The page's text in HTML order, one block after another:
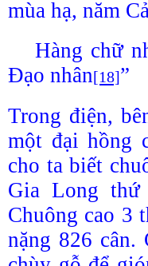
mùa hạ, năm
Hàng chữ
Đạo nhân[18]”
Trong điện,
một đại hồng
cho ta biết
Gia Long thứ
Chuông cao 3
nặng 826 cân.